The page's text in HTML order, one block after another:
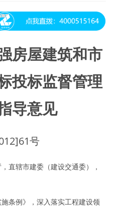
房屋建筑和市
投标监督管理
导意见
号
直辖市建委（建设交通委），
条例》，深入落实工程建设领